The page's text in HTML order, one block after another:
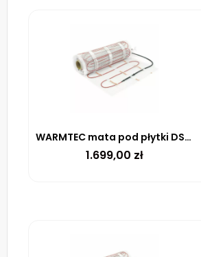
WARMTEC mata pod płytki DS2-150 170 W/m² – 15m²
1.699,00 zł